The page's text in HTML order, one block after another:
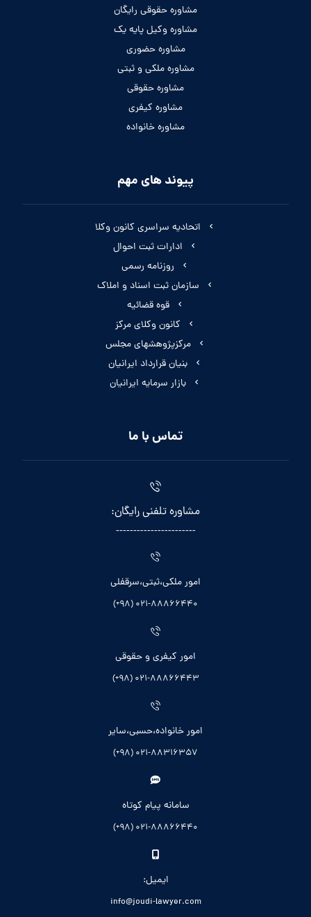
مشاوره حقوقی رایگان
مشاوره وکیل پایه یک
مشاوره حضوری
مشاوره ملکی و ثبتی
مشاوره حقوقی
مشاوره کیفری
مشاوره خانواده
پیوند های مهم
اتحادیه سراسری کانون وکلا
ادارات ثبت احوال
روزنامه رسمی
سازمان ثبت اسناد و املاک
قوه قضائیه
کانون وکلای مرکز
مرکزپژوهشهای مجلس
بنیان قرارداد ایرانیان
بازار سرمایه ایرانیان
تماس با ما
مشاوره تلفنی رایگان:
-----------------------
امور ملکی،ثبتی،سرقفلی
021-88866440 (98+)
امور کیفری و حقوقی
021-88866443 (98+)
امور خانواده،حسبی،سایر
021-88316357 (98+)
سامانه پیام کوتاه
021-88866440 (98+)
ایمیل:
info@joudi-lawyer.com